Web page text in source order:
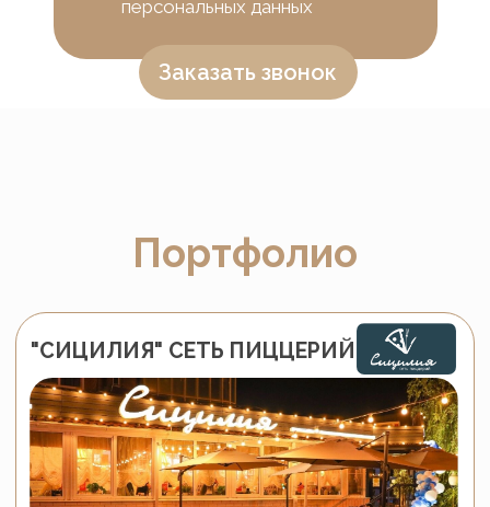
персональных данных
Заказать звонок
Подвесное кресло
Обеденная группа
Гайс